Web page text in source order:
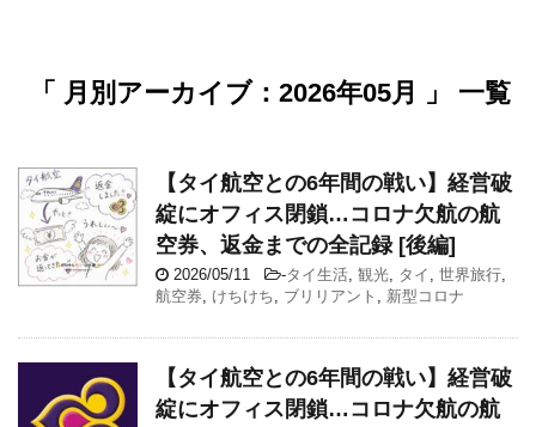
「 月別アーカイブ：2026年05月 」 一覧
【タイ航空との6年間の戦い】経営破
綻にオフィス閉鎖…コロナ欠航の航
空券、返金までの全記録 [後編]
2026/05/11 -タイ生活, 観光, タイ , 世界旅行,
航空券, けちけち, ブリリアント , 新型コロナ
【タイ航空との6年間の戦い】経営破
綻にオフィス閉鎖…コロナ欠航の航